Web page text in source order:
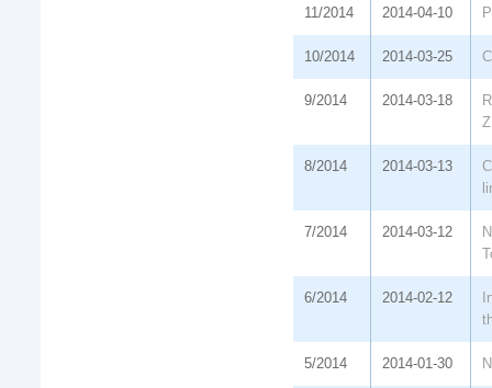
11/2014 2014-04-10
10/2014 2014-03-25
9/2014 2014-03-18
8/2014 2014-03-13
7/2014 2014-03-12
6/2014 2014-02-12
5/2014 2014-01-30